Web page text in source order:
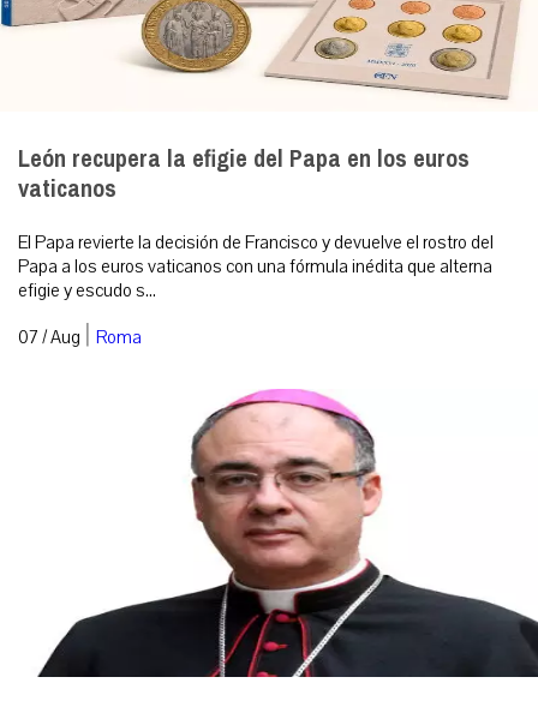
León recupera la efigie del Papa en los euros
vaticanos
El Papa revierte la decisión de Francisco y devuelve el rostro del
Papa a los euros vaticanos con una fórmula inédita que alterna
efigie y escudo s...
07 / Aug | Roma